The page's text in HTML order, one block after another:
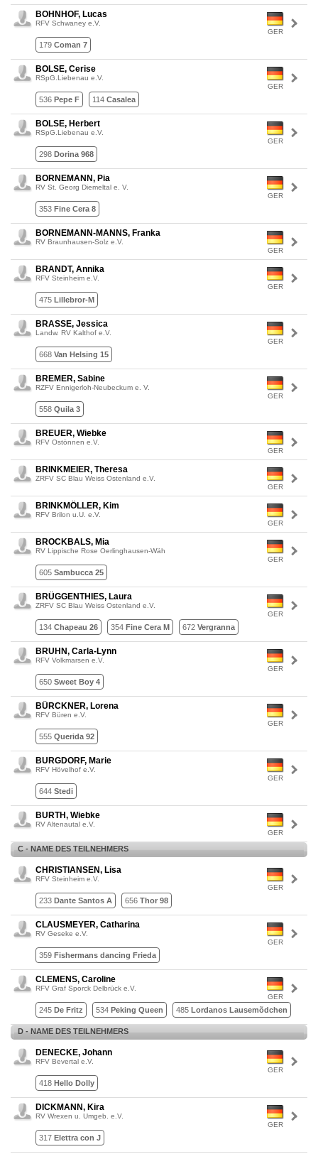
GER
BOHNHOF, Lucas
RFV Schwaney e.V.
179 Coman 7
GER
BOLSE, Cerise
RSpG.Liebenau e.V.
536 Pepe F 114 Casalea
GER
BOLSE, Herbert
RSpG.Liebenau e.V.
298 Dorina 968
GER
BORNEMANN, Pia
RV St. Georg Diemeltal e. V.
353 Fine Cera 8
GER
BORNEMANN-MANNS, Franka
RV Braunhausen-Solz e.V.
GER
BRANDT, Annika
RFV Steinheim e.V.
475 Lillebror-M
GER
BRASSE, Jessica
Landw. RV Kalthof e.V.
668 Van Helsing 15
GER
BREMER, Sabine
RZFV Ennigerloh-Neubeckum e. V.
558 Quila 3
GER
BREUER, Wiebke
RFV Ostönnen e.V.
GER
BRINKMEIER, Theresa
ZRFV SC Blau Weiss Ostenland e.V.
GER
BRINKMÖLLER, Kim
RFV Brilon u.U. e.V.
GER
BROCKBALS, Mia
RV Lippische Rose Oerlinghausen-Wäh
605 Sambucca 25
GER
BRÜGGENTHIES, Laura
ZRFV SC Blau Weiss Ostenland e.V.
134 Chapeau 26 354 Fine Cera M 672 Vergranna
GER
BRUHN, Carla-Lynn
RFV Volkmarsen e.V.
650 Sweet Boy 4
GER
BÜRCKNER, Lorena
RFV Büren e.V.
555 Querida 92
GER
BURGDORF, Marie
RFV Hövelhof e.V.
644 Stedi
GER
BURTH, Wiebke
RV Altenautal e.V.
C - NAME DES TEILNEHMERS
GER
CHRISTIANSEN, Lisa
RFV Steinheim e.V.
233 Dante Santos A 656 Thor 98
GER
CLAUSMEYER, Catharina
RV Geseke e.V.
359 Fishermans dancing Frieda
GER
CLEMENS, Caroline
RFV Graf Sporck Delbrück e.V.
245 De Fritz 534 Peking Queen 485 Lordanos Lausemõdchen
D - NAME DES TEILNEHMERS
GER
DENECKE, Johann
RFV Bevertal e.V.
418 Hello Dolly
GER
DICKMANN, Kira
RV Wrexen u. Umgeb. e.V.
317 Elettra con J